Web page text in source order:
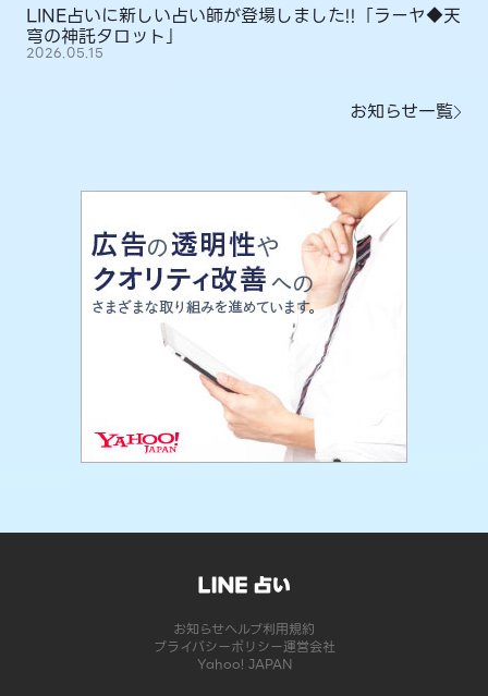
LINE占いに新しい占い師が登場しました!!「ラーヤ◆天
穹の神託タロット」
2026.05.15
お知らせ一覧
お知らせヘルプ利用規約
プライバシーポリシー運営会社
Yahoo! JAPAN